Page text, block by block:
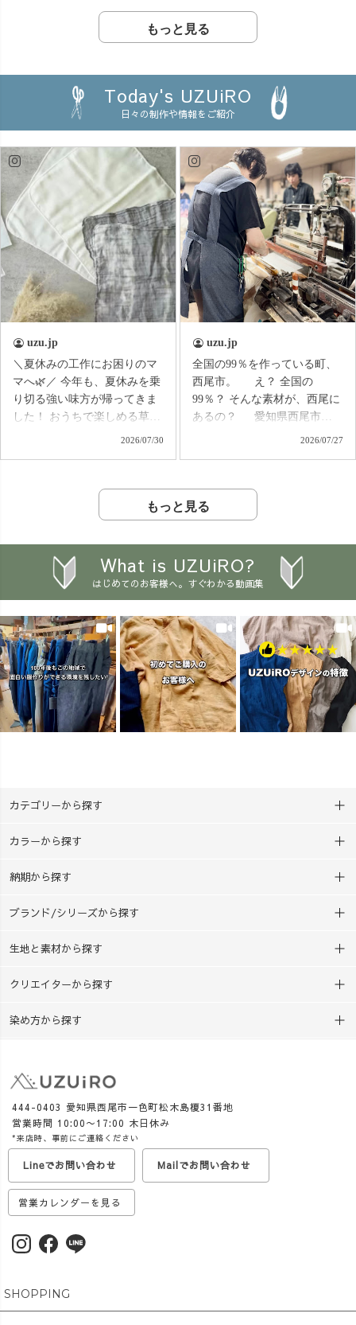
のお誕生日の贈り物にもおす
すめです🎁 この夏、 頑張
ーンをイメージしながら、
おすすめのコーディネートを
ご紹介しました◎ 「暑いけ
両方ほしい！」 「お出かけ
先に合わせてコーデを選びた
い♪」 そんな夏のお洋服選び
のお悩みに寄り添いなが
ら、 シーンに合わせた着こ
なしをご提案しています。 帰
省には長時間の移動でもラク
に過ごせるコーデ、 水遊び
には動きやすく、気軽に着ら
れるコーデ、 街へのお出か
けには、 涼しさを保ちながら
少しきれいめに楽しめるコー
デなど♪ 同じ夏のお出かけで
も、 行き先や過ごし方によ
って選びたい服はさまざま。
これからのお出かけの予定に
合わせて、 「このコーデで
行こう！」と 思える着こなし
が見つかれば嬉しいです☺️ ア
で、 見逃した方もぜひゆっ
「こんなシーンのコーデも見
でお聞かせください💌
___________________________
三河発カジュアルウェアブラ
ンド。 『らしく、心地よく、
着るたび好きになる』 ——
100年後もこの地域で、面白い
服づくりを。
___________________________
_____ #アラフォーコーデ #
そんな思いから、 UZUiRO夏
の大抽選会を開催します🎯
LINE公式アカウント、または
ンが当たるガチャガチャをお
届け♪ なんと… 🎁 最大
1,500円OFF 🎁 ハズレなし 🎁
参加した方全員にクーポンが
当たります！ 何が出るか
は、 ガチャを引いてからのお
楽しみ🤭✨ すでにご登録い
ただいている方は、 本日届く
お知らせをぜひチェックして
くださいね📩 お祭りに来
られない方も、 オンラインで
一緒に夏祭り気分を楽しみま
しょう🏮🌿
もっと見る
Today's UZUiRO
日々の制作や情報をご紹介
uzu.jp
＼夏休みの工作にお困りのマ
マへ🌿／ 今年も、夏休みを乗
り切る強い味方が帰ってきま
した！ おうちで楽しめる草木
染めキットが、リニューアル
ットでしたが、 今年はなん
と、クルーの声から、ガーゼ
ハンカチ2枚セットが新登場！
り、 親子で違う模様に挑戦し
たり、 2枚あるから楽しみ方
も広がります♪ しかも、以
りました🔥 「工作の準備
が大変…」 「家が汚れそ
う…」 「最後まで完成できる
かな？」 そんな心配もで
きるだけ少なく。 用意す
るものは、たったの3つ。
『ボウル・計量カップ・お
袋の中で染めるので汚れにく
約30分で完成する、親子で
す♪ 「夏休みの工作、まだ
は、ぜひチェックしてみてく
2026/07/30
uzu.jp
全国の99％を作っている町、
西尾市。 え？ 全国の
99％？ そんな素材が、西尾に
あるの？ 愛知県西尾市一
色町で、100年以上作られてき
物の帯の中に入り、 帯の形や
ハリを支えるための素材。
着物を着たことがある方で
とがある方は 少ないかもしれ
ません。 それもそのは
ず。 三河帯芯は、完成し
とんど見えない素材だからで
す。 全国の帯芯の多く
が、 この小さな町で作られて
いる。 けれど、その存在
はまだほとんど知られていま
せん。 100年以上、見えな
いところで 日本の装いを支え
百年続いた見えない素材を、
2026/07/27
もっと見る
What is UZUiRO?
はじめてのお客様へ。すぐわかる動画集
カテゴリーから探す
カラーから探す
納期から探す
ブランド/シリーズから探す
生地と素材から探す
クリエイターから探す
染め方から探す
444-0403 愛知県西尾市一色町松木島榎31番地
営業時間 10:00〜17:00 木日休み
*来店時、事前にご連絡ください
Lineでお問い合わせ Mailでお問い合わせ
営業カレンダーを見る
SHOPPING